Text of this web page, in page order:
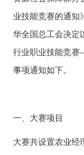
业技能竞赛的通知
华全国总工会决定
行业职业技能竞赛
事项通知如下。
一、大赛项目
大赛共设置农业经